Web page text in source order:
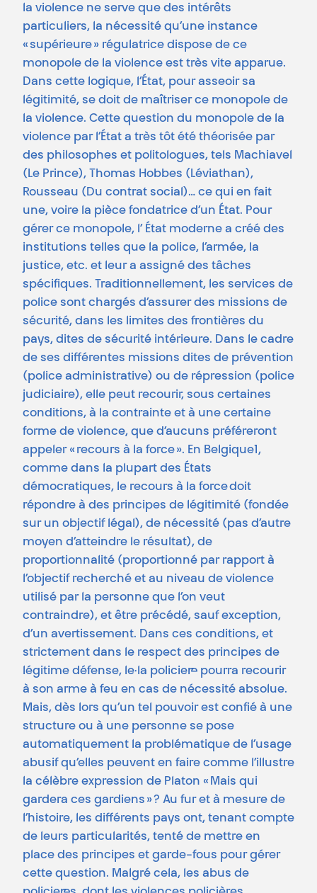
la violence ne serve que des intérêts
particuliers, la nécessité qu’une instance
« supérieure » régulatrice dispose de ce
monopole de la violence est très vite apparue.
Dans cette logique, l’État, pour asseoir sa
légitimité, se doit de maîtriser ce monopole de
la violence. Cette question du monopole de la
violence par l’État a très tôt été théorisée par
des philosophes et politologues, tels Machiavel
(Le Prince), Thomas Hobbes (Léviathan),
Rousseau (Du contrat social)… ce qui en fait
une, voire la pièce fondatrice d’un État. Pour
gérer ce monopole, l’ État moderne a créé des
institutions telles que la police, l’armée, la
justice, etc. et leur a assigné des tâches
spécifiques. Traditionnellement, les services de
police sont chargés d’assurer des missions de
sécurité, dans les limites des frontières du
pays, dites de sécurité intérieure. Dans le cadre
de ses différentes missions dites de prévention
(police administrative) ou de répression (police
judiciaire), elle peut recourir, sous certaines
conditions, à la contrainte et à une certaine
forme de violence, que d’aucuns préféreront
appeler « recours à la force ». En Belgique1,
comme dans la plupart des États
démocratiques, le recours à la force doit
répondre à des principes de légitimité (fondée
sur un objectif légal), de nécessité (pas d’autre
moyen d’atteindre le résultat), de
proportionnalité (proportionné par rapport à
l’objectif recherché et au niveau de violence
utilisé par la personne que l’on veut
contraindre), et être précédé, sauf exception,
d’un avertissement. Dans ces conditions, et
strictement dans le respect des principes de
légitime défense, le·la policier·e pourra recourir
à son arme à feu en cas de nécessité absolue.
Mais, dès lors qu’un tel pouvoir est confié à une
structure ou à une personne se pose
automatiquement la problématique de l’usage
abusif qu’elles peuvent en faire comme l’illustre
la célèbre expression de Platon « Mais qui
gardera ces gardiens » ? Au fur et à mesure de
l’histoire, les différents pays ont, tenant compte
de leurs particularités, tenté de mettre en
place des principes et garde-fous pour gérer
cette question. Malgré cela, les abus de